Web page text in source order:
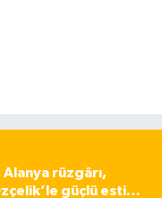
Alanya rüzgârı,
güçlü esti…